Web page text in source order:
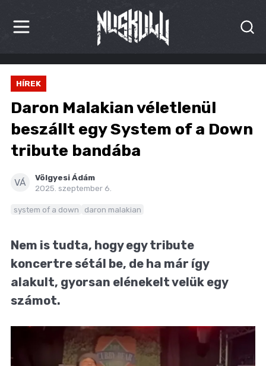
HÍREK
KRITIKÁK
BESZÁMOLÓK
INTERJÚK
PREMIEREK
BLOG
HÍREK
Daron Malakian véletlenül
beszállt egy System of a Down
tribute bandába
VÁ
Völgyesi Ádám
2025. szeptember 6.
system of a down daron malakian
Nem is tudta, hogy egy tribute
koncertre sétál be, de ha már így
alakult, gyorsan elénekelt velük egy
számot.